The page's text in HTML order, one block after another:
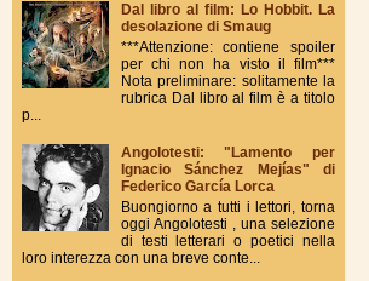
Dal libro al film: Lo Hobbit. La
desolazione di Smaug
***Attenzione: contiene spoiler
per chi non ha visto il film***
Nota preliminare: solitamente la
rubrica Dal libro al film è a titolo
p...
Angolotesti: "Lamento per
Ignacio Sánchez Mejías" di
Federico García Lorca
Buongiorno a tutti i lettori, torna
oggi Angolotesti , una selezione
di testi letterari o poetici nella
loro interezza con una breve conte...